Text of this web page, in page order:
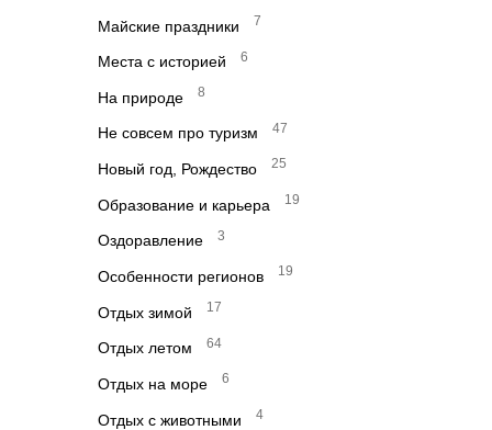
Майские праздники 7
Места с историей 6
На природе 8
Не совсем про туризм 47
Новый год, Рождество 25
Образование и карьера 19
Оздоравление 3
Особенности регионов 19
Отдых зимой 17
Отдых летом 64
Отдых на море 6
Отдых с животными 4